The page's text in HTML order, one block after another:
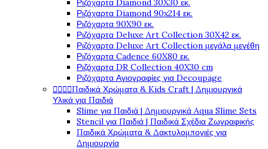
Ριζόχαρτα Diamond 30X30 εκ.
Ριζόχαρτα Diamond 90x214 εκ.
Ριζόχαρτα 90X90 εκ.
Ριζόχαρτα Deluxe Art Collection 30X42 εκ.
Ριζόχαρτα Deluxe Art Collection μεγάλα μεγέθη
Ριζόχαρτα Cadence 60X80 εκ.
Ριζόχαρτα DR Collection 40X30 cm
Ριζόχαρτα Αγιογραφίες για Decoupage
Παιδικά Χρώματα & Kids Craft | Δημιουργικά
Υλικά για Παιδιά
Slime για Παιδιά | Δημιουργικά Aqua Slime Sets
Stencil για Παιδιά | Παιδικά Σχέδια Ζωγραφικής
Παιδικά Χρώματα & Δακτυλομπογιές για
Δημιουργία